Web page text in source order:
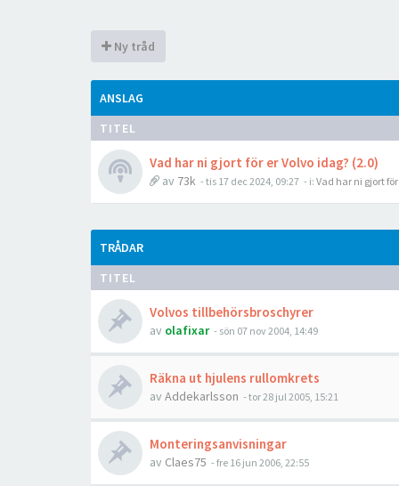
Ny tråd
ANSLAG
TITEL
Vad har ni gjort för er Volvo idag? (2.0)
av 73k - tis 17 dec 2024, 09:27 - i: Vad har ni gjort
TRÅDAR
TITEL
Volvos tillbehörsbroschyrer
av olafixar - sön 07 nov 2004, 14:49
Räkna ut hjulens rullomkrets
av Addekarlsson - tor 28 jul 2005, 15:21
Monteringsanvisningar
av Claes75 - fre 16 jun 2006, 22:55